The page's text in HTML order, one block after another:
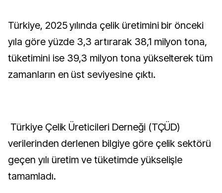
Türkiye, 2025 yılında çelik üretimini bir önceki
yıla göre yüzde 3,3 artırarak 38,1 milyon tona,
tüketimini ise 39,3 milyon tona yükselterek tüm
zamanların en üst seviyesine çıktı.
Türkiye Çelik Üreticileri Derneği (TÇÜD)
verilerinden derlenen bilgiye göre çelik sektörü
geçen yılı üretim ve tüketimde yükselişle
tamamladı.